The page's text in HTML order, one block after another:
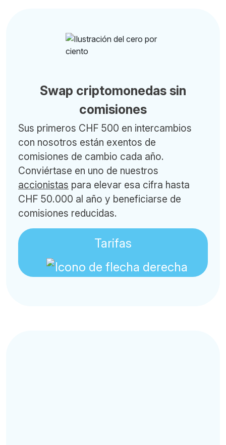
Swap criptomonedas sin
comisiones
Sus primeros CHF 500 en intercambios
con nosotros están exentos de
comisiones de cambio cada año.
Conviértase en uno de nuestros
accionistas para elevar esa cifra hasta
CHF 50.000 al año y beneficiarse de
comisiones reducidas.
Tarifas